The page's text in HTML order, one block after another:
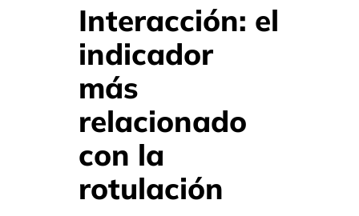
Interacción: el
indicador
más
relacionado
con la
rotulación